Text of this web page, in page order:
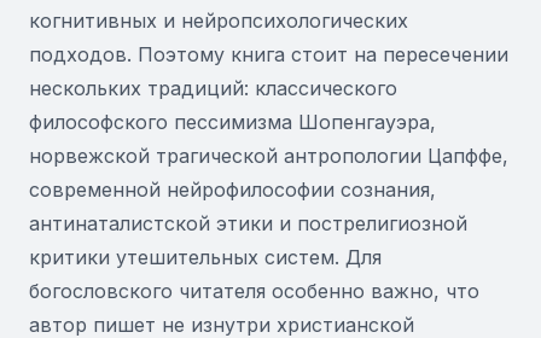
когнитивных и нейропсихологических
подходов. Поэтому книга стоит на пересечении
нескольких традиций: классического
философского пессимизма Шопенгауэра,
норвежской трагической антропологии Цапффе,
современной нейрофилософии сознания,
антинаталистской этики и пострелигиозной
критики утешительных систем. Для
богословского читателя особенно важно, что
автор пишет не изнутри христианской